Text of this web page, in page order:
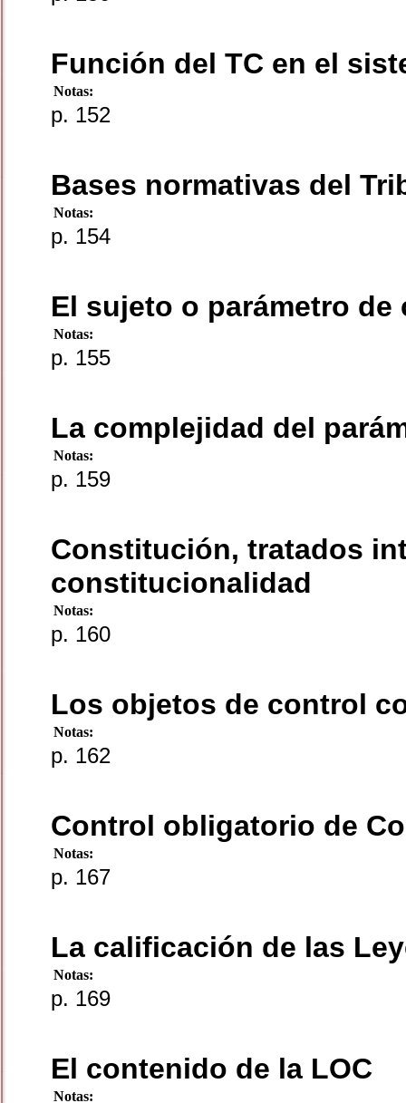
Función del TC en el
Notas:
p. 152
Bases normativas del
Notas:
p. 154
El sujeto o parámetro
Notas:
p. 155
La complejidad del
Notas:
p. 159
Constitución, tratados
constitucionalidad
Notas:
p. 160
Los objetos de control
Notas:
p. 162
Control obligatorio de
Notas:
p. 167
La calificación de las
Notas:
p. 169
El contenido de la LOC
Notas: